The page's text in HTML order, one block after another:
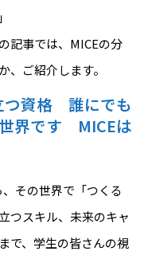
記事では、MICEの分
、ご紹介します。
つ資格 誰にでも
界です MICEは
その世界で「つくる
つスキル、未来のキャ
で、学生の皆さんの視